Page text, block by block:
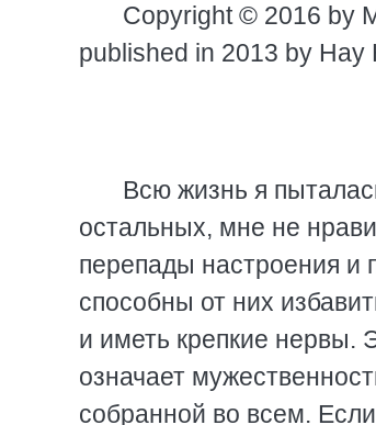
Copyright © 2016 by
published in 2013 by Hay
Всю жизнь я
остальных, мне не
перепады настроения и
способны от них
и иметь крепкие нервы.
означает
собранной во всем.